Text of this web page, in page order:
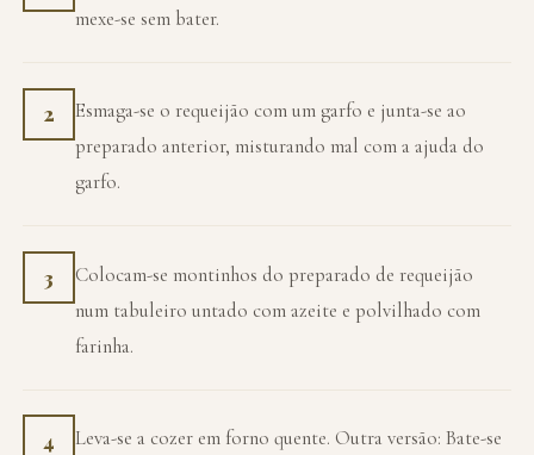
mexe-se sem bater.
2
Esmaga-se o requeijão com um garfo e junta-se ao
preparado anterior, misturando mal com a ajuda do
garfo.
3
Colocam-se montinhos do preparado de requeijão
num tabuleiro untado com azeite e polvilhado com
farinha.
4
Leva-se a cozer em forno quente. Outra versão: Bate-se